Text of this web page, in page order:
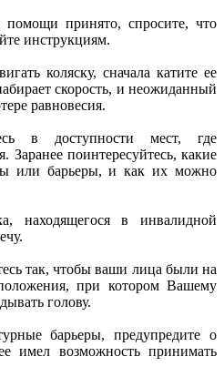
принято, спросите, что
инструкциям.
коляску, сначала катите ее
скорость, и неожиданный
равновесия.
в доступности мест, где
Заранее поинтересуйтесь, какие
или барьеры, и как их можно
находящегося в инвалидной
так, чтобы ваши лица были на
при котором Вашему
голову.
барьеры, предупредите о
имел возможность принимать